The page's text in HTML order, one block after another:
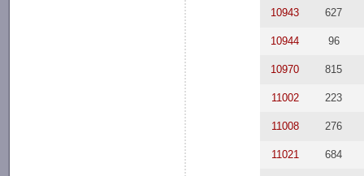
10943 627
10944 96
10970 815
11002 223
11008 276
11021 684